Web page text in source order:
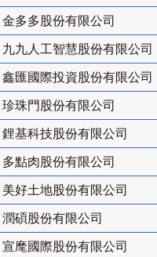
金多多股份有限公司
九九人工智慧股份有限公司
鑫匯國際投資股份有限公司
珍珠門股份有限公司
鋰基科技股份有限公司
多點肉股份有限公司
美好土地股份有限公司
潤碩股份有限公司
宣麾國際股份有限公司